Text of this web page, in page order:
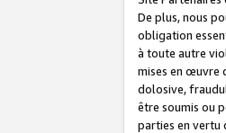
De plus, nous
obligation
à toute autre
mises en œuvre
dolosive,
être soumis ou
parties en vertu